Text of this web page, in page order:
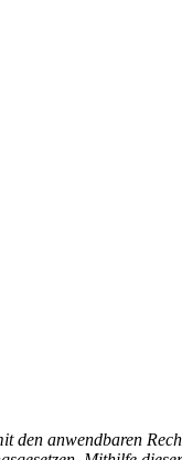
anwendbaren